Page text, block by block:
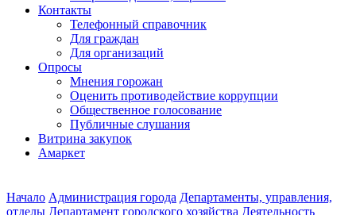
Контакты
Телефонный справочник
Для граждан
Для организаций
Опросы
Мнения горожан
Оценить противодействие коррупции
Общественное голосование
Публичные слушания
Витрина закупок
Амаркет
Начало Администрация города Департаменты, управления,
отделы Департамент городского хозяйства Деятельность